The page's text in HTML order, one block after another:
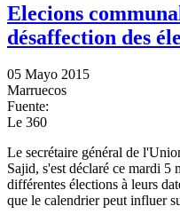
Elecions
désaffection des
05 Mayo 2015
Marruecos
Fuente:
Le 360
Le secrétaire général de
Sajid, s'est déclaré ce mardi 5
différentes élections à leurs
que le calendrier peut influer